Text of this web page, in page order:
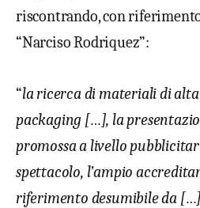
riscontrando, con
“Narciso Rodriquez”:
“la ricerca di materiali di
packaging […], la
promossa a livello
spettacolo, l’ampio
riferimento desumibile da